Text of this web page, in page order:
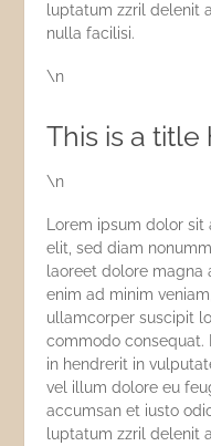
luptatum zzril delenit
nulla facilisi.
\n
This is a title
\n
Lorem ipsum dolor
elit, sed diam
laoreet dolore
enim ad minim
ullamcorper suscipit
commodo consequat.
in hendrerit in
vel illum dolore eu
accumsan et iusto
luptatum zzril delenit